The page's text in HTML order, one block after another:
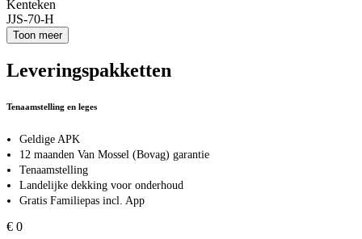
Kenteken
JJS-70-H
Toon meer
Leveringspakketten
Tenaamstelling en leges
Geldige APK
12 maanden Van Mossel (Bovag) garantie
Tenaamstelling
Landelijke dekking voor onderhoud
Gratis Familiepas incl. App
€ 0